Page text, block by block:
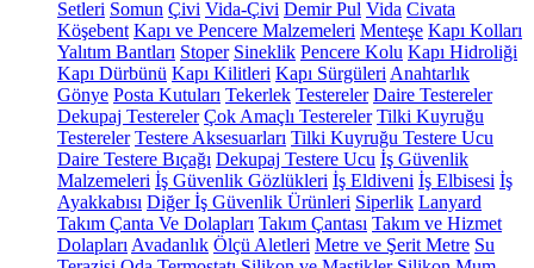
Setleri Somun Çivi Vida-Çivi Demir Pul Vida Civata
Köşebent Kapı ve Pencere Malzemeleri Menteşe Kapı Kolları
Yalıtım Bantları Stoper Sineklik Pencere Kolu Kapı Hidroliği
Kapı Dürbünü Kapı Kilitleri Kapı Sürgüleri Anahtarlık
Gönye Posta Kutuları Tekerlek Testereler Daire Testereler
Dekupaj Testereler Çok Amaçlı Testereler Tilki Kuyruğu
Testereler Testere Aksesuarları Tilki Kuyruğu Testere Ucu
Daire Testere Bıçağı Dekupaj Testere Ucu İş Güvenlik
Malzemeleri İş Güvenlik Gözlükleri İş Eldiveni İş Elbisesi İş
Ayakkabısı Diğer İş Güvenlik Ürünleri Siperlik Lanyard
Takım Çanta Ve Dolapları Takım Çantası Takım ve Hizmet
Dolapları Avadanlık Ölçü Aletleri Metre ve Şerit Metre Su